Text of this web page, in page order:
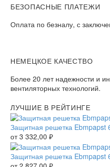
БЕЗОПАСНЫЕ ПЛАТЕЖИ
Оплата по безналу, с
НЕМЕЦКОЕ КАЧЕСТВО
Более 20 лет надежности и
вентиляторных технологий.
ЛУЧШИЕ В РЕЙТИНГЕ
Защитная решетка Ebmpapst
от3 332,00 ₽
Защитная решетка Ebmpapst